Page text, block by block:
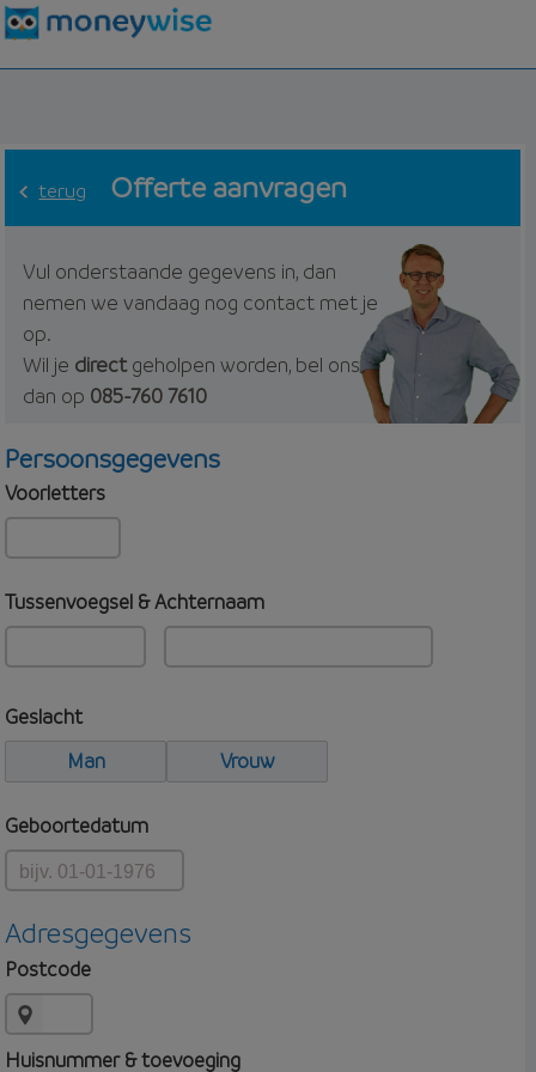
terug Offerte aanvragen
Vul onderstaande gegevens in, dan
nemen we vandaag nog contact met je
op.
Wil je directgeholpen worden, bel ons
dan op 085-760 7610
Persoonsgegevens
Voorletters
Tussenvoegsel & Achternaam
Geslacht
Man
Vrouw
Geboortedatum
Adresgegevens
Postcode
Huisnummer & toevoeging